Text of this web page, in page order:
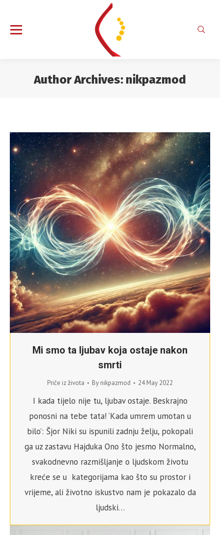
Author Archives: nikpazmod
Mi smo ta ljubav koja ostaje nakon
smrti
Priče iz života By nikpazmod 24 May 2022
I kada tijelo nije tu, ljubav ostaje. Beskrajno
ponosni na tebe tata! ‘Kada umrem umotan u
bilo’: Šjor Niki su ispunili zadnju želju, pokopali
ga uz zastavu Hajduka Ono što jesmo Normalno,
svakodnevno razmišljanje o ljudskom životu
kreće se u kategorijama kao što su prostor i
vrijeme, ali životno iskustvo nam je pokazalo da
ljudski…